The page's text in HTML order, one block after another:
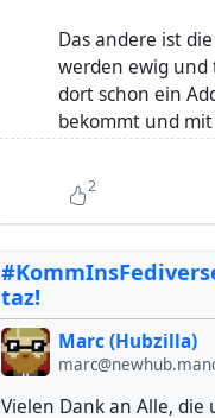
Das andere ist
werden ewig und
dort schon ein
bekommt und
Somit: Ich finde
Friendica
inzwischen
2
taz!
Marc (Hubzilla)
Vielen Dank an Alle,